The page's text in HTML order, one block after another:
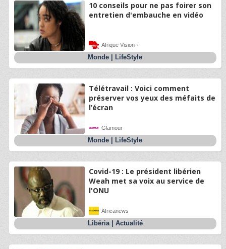
10 conseils pour ne pas foirer son
entretien d'embauche en vidéo
Afrique Vision +
Monde LifeStyle
Télétravail : Voici comment
préserver vos yeux des méfaits de
l’écran
Glamour
Monde LifeStyle
Covid-19 : Le président libérien
Weah met sa voix au service de
l'ONU
Africanews
Libéria| Actualité